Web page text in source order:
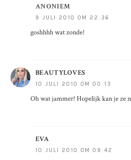
ANONIEM
9 JULI 2010 OM 22:36
goshhhh wat zonde!
BEAUTYLOVES
10 JULI 2010 OM 00:13
Oh wat jammer! Hopelijk kan je ze
EVA
10 JULI 2010 OM 09:42